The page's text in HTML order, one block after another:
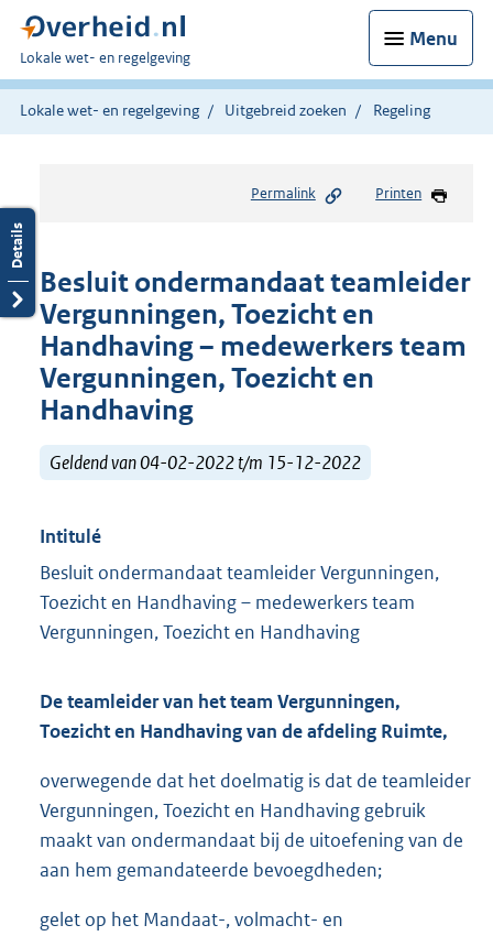
Menu
U
bent
hier:
Lokale wet- en regelgeving
Lokale wet- en regelgeving Uitgebreid zoeken Regeling
Permalink Printen
Besluit ondermandaat teamleider
Vergunningen, Toezicht en
Handhaving – medewerkers team
Vergunningen, Toezicht en
Handhaving
Geldend van 04-02-2022 t/m 15-12-2022
Intitulé
Besluit ondermandaat teamleider Vergunningen,
Toezicht en Handhaving – medewerkers team
Vergunningen, Toezicht en Handhaving
De teamleider van het team Vergunningen,
Toezicht en Handhaving van de afdeling Ruimte,
overwegende dat het doelmatig is dat de teamleider
Vergunningen, Toezicht en Handhaving gebruik
maakt van ondermandaat bij de uitoefening van de
aan hem gemandateerde bevoegdheden;
gelet op het Mandaat-, volmacht- en